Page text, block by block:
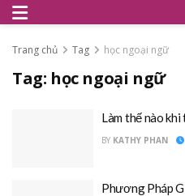
Trang chủ Tag học ngoại ngữ
Tag: học ngoại ngữ
Làm thế nào
BY KATHY PHAN
Phương Pháp